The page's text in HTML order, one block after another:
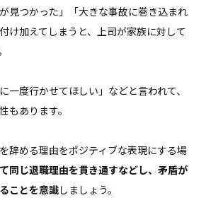
見つかった」「大きな事故に巻き込まれ
け加えてしまうと、上司が家族に対して
一度行かせてほしい」などと言われて、
もあります。
辞める理由をポジティブな表現にする場
同じ退職理由を貫き通すなどし、矛盾が
ことを意識しましょう。